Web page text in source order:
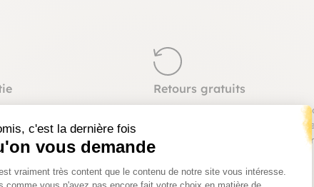
c'est la dernière fois
vous demande
de Gestion du
vraiment très content que le contenu de notre site vous intéresse.
comme vous n'avez pas encore fait votre choix en matière de
sereinement,
sont garantis pour une
Retours gratuits
Vous pouvez changer d’avis et
retourner gratuitement votre
jusqu’à 15 jours après la